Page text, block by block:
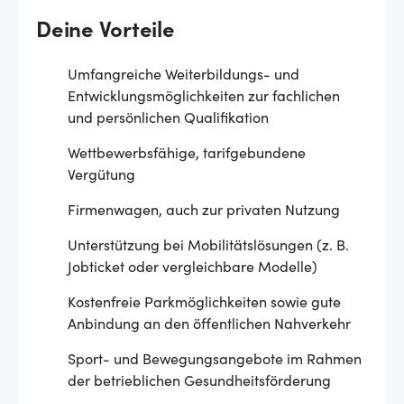
Deine Vorteile
Umfangreiche Weiterbildungs- und
Entwicklungsmöglichkeiten zur fachlichen
und persönlichen Qualifikation
Wettbewerbsfähige, tarifgebundene
Vergütung
Firmenwagen, auch zur privaten Nutzung
Unterstützung bei Mobilitätslösungen (z. B.
Jobticket oder vergleichbare Modelle)
Kostenfreie Parkmöglichkeiten sowie gute
Anbindung an den öffentlichen Nahverkehr
Sport- und Bewegungsangebote im Rahmen
der betrieblichen Gesundheitsförderung